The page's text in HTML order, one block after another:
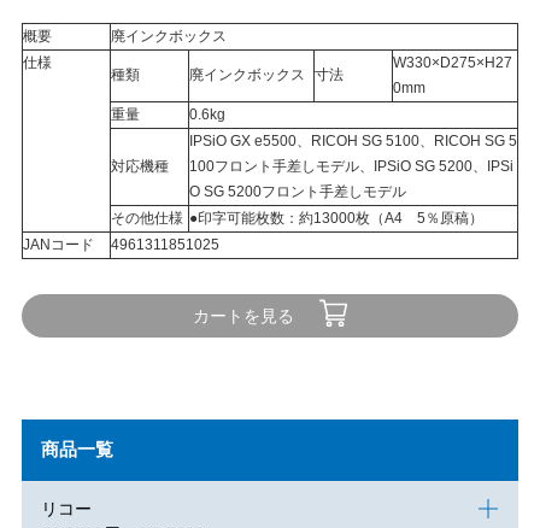
概要
廃インクボックス
仕様
種類 廃インクボックス 寸法
W330×D275×H27
0mm
重量
0.6kg
対応機種
IPSiO GX e5500、RICOH SG 5100、RICOH SG 5
100フロント手差しモデル、IPSiO SG 5200、IPSi
O SG 5200フロント手差しモデル
その他仕様 ●印字可能枚数：約13000枚（A4 5％原稿）
JANコード
4961311851025
カートを見る
商品一覧
リコー